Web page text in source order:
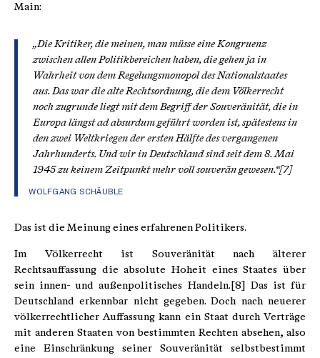
Main:
„Die Kritiker, die meinen, man müsse eine Kongruenz
zwischen allen Politikbereichen haben, die gehen ja in
Wahrheit von dem Regelungsmonopol des Nationalstaates
aus. Das war die alte Rechtsordnung, die dem Völkerrecht
noch zugrunde liegt mit dem Begriff der Souveränität, die in
Europa längst ad absurdum geführt worden ist, spätestens in
den zwei Weltkriegen der ersten Hälfte des vergangenen
Jahrhunderts. Und wir in Deutschland sind seit dem 8. Mai
1945 zu keinem Zeitpunkt mehr voll souverän gewesen.“[7]
WOLFGANG SCHÄUBLE
Das ist die Meinung eines erfahrenen Politikers.
Im Völkerrecht ist Souveränität nach älterer
Rechtsauffassung die absolute Hoheit eines Staates über
sein innen- und außenpolitisches Handeln.[8] Das ist für
Deutschland erkennbar nicht gegeben. Doch nach neuerer
völkerrechtlicher Auffassung kann ein Staat durch Verträge
mit anderen Staaten von bestimmten Rechten absehen, also
eine Einschränkung seiner Souveränität selbstbestimmt